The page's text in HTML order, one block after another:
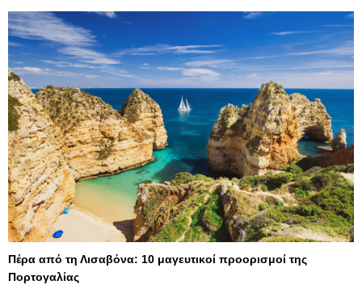
Πέρα από τη Λισαβόνα: 10 μαγευτικοί προορισμοί της
Πορτογαλίας